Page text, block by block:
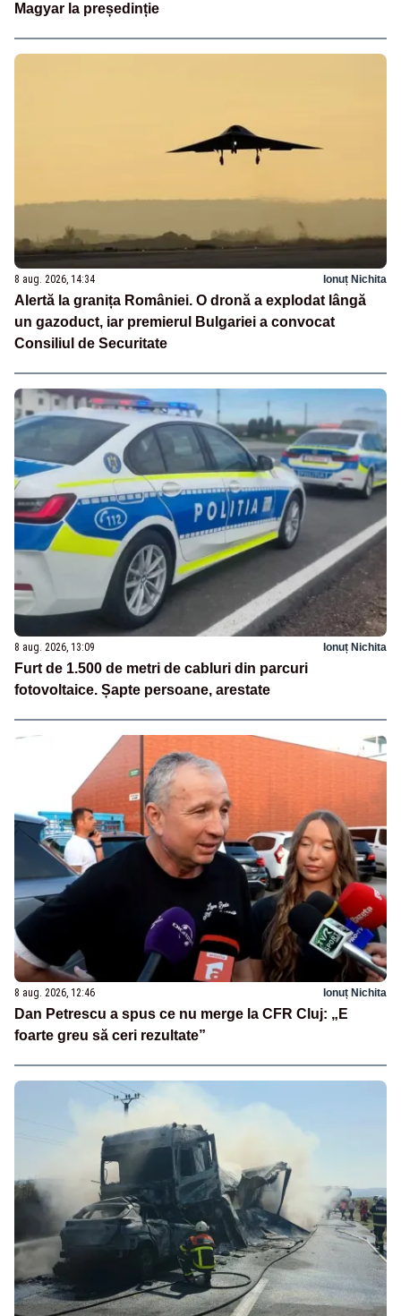
Magyar la președinție
8 aug. 2026, 14:34 Ionuț Nichita
Alertă la granița României. O dronă a explodat lângă
un gazoduct, iar premierul Bulgariei a convocat
Consiliul de Securitate
8 aug. 2026, 13:09 Ionuț Nichita
Furt de 1.500 de metri de cabluri din parcuri
fotovoltaice. Șapte persoane, arestate
8 aug. 2026, 12:46 Ionuț Nichita
Dan Petrescu a spus ce nu merge la CFR Cluj: „E
foarte greu să ceri rezultate”